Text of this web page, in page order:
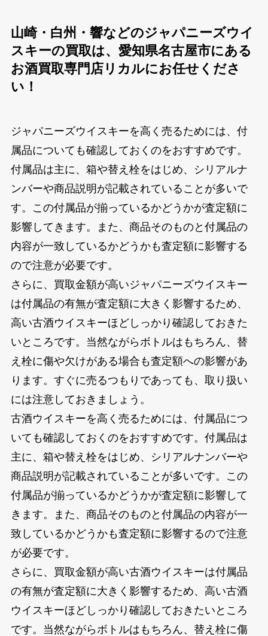
山崎・白州・響などのジャパニーズウイ
スキーの買取は、愛知県名古屋市にある
お酒買取専門店リカルにお任せくださ
い！
ジャパニーズウイスキーを高く売るためには、付
属品についても確認しておくのをおすすめです。
付属品は主に、箱や替え栓をはじめ、シリアルナ
ンバーや商品説明が記載されていることが多いで
す。この付属品が揃っているかどうかが査定額に
影響してきます。また、商品そのものと付属品の
内容が一致しているかどうかも査定額に影響する
ので注意が必要です。
さらに、買取金額が高いジャパニーズウイスキー
は付属品の有無が査定額に大きく影響するため、
高い古酒ウイスキーほどしっかり確認しておきた
いところです。当然ながらボトルはもちろん、替
え栓に傷や欠けがある場合も査定額への影響があ
ります。すぐに売るつもりであっても、取り扱い
には注意しておきましょう。
古酒ウイスキーを高く売るためには、付属品につ
いても確認しておくのをおすすめです。付属品は
主に、箱や替え栓をはじめ、シリアルナンバーや
商品説明が記載されていることが多いです。この
付属品が揃っているかどうかが査定額に影響して
きます。また、商品そのものと付属品の内容が一
致しているかどうかも査定額に影響するので注意
が必要です。
さらに、買取金額が高い古酒ウイスキーは付属品
の有無が査定額に大きく影響するため、高い古酒
ウイスキーほどしっかり確認しておきたいところ
です。当然ながらボトルはもちろん、替え栓に傷